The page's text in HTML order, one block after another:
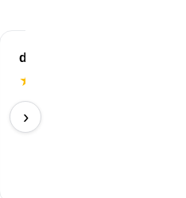
dj
★
16/07/2026
›